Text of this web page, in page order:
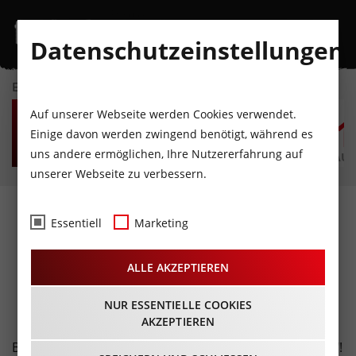
EVENTKALENDER
FR
7
AUGUST
SA
8
AUGUST
SO
9
AUGUST
MO
10
AUGUST
DI
11
AUGUST
Fotos- Beasto Blanco
live@Telfs
09.12.2017
Beasto Blanco: Eine Rock`n`Roll Band Marke "L.A. Dirt"!
Datenschutzeinstellungen
Auf unserer Webseite werden Cookies verwendet.
Einige davon werden zwingend benötigt, während es
uns andere ermöglichen, Ihre Nutzererfahrung auf
unserer Webseite zu verbessern.
Essentiell Marketing
ALLE AKZEPTIEREN
NUR ESSENTIELLE COOKIES
AKZEPTIEREN